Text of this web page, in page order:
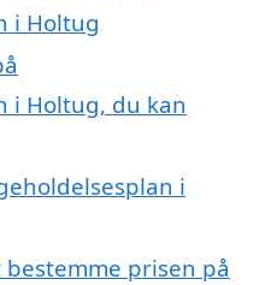
i Holtug
i Holtug, du kan
i
prisen på